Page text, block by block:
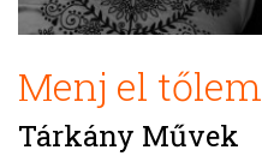
Menj el tőlem
Tárkány Művek